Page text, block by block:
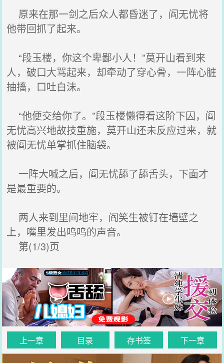
原来在那一剑之后众人都昏迷了，阎无忧将
他带回抓了起来。
“段玉楼，你这个卑鄙小人！”莫开山看到来
人，破口大骂起来，却牵动了穿心骨，一阵心脏
抽搐，口吐白沫。
“他便交给你了。”段玉楼懒得看这阶下囚，阎
无忧高兴地故技重施，莫开山还未反应过来，就
被阎无忧单掌抓住脑袋。
一阵大喊之后，阎无忧舔了舔舌头，下面才
是最重要的。
两人来到里间地牢，阎笑生被钉在墙壁之
上，嘴里发出呜呜的声音。
第(1/3)页
上一章 目录 存书签 下一章